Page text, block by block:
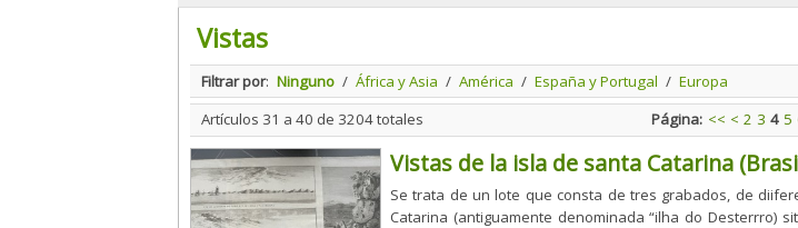
Vistas
Filtrar por: Ninguno / África y Asia / América / España y Portugal / Europa
Artículos 31 a 40 de 3204 totales
Página: << < 2 3 4 5
Vistas de la isla de santa Catarina
Se trata de un lote que consta de tres grabados, de
Catarina (antiguamente denominada “ilha do Desterrro)